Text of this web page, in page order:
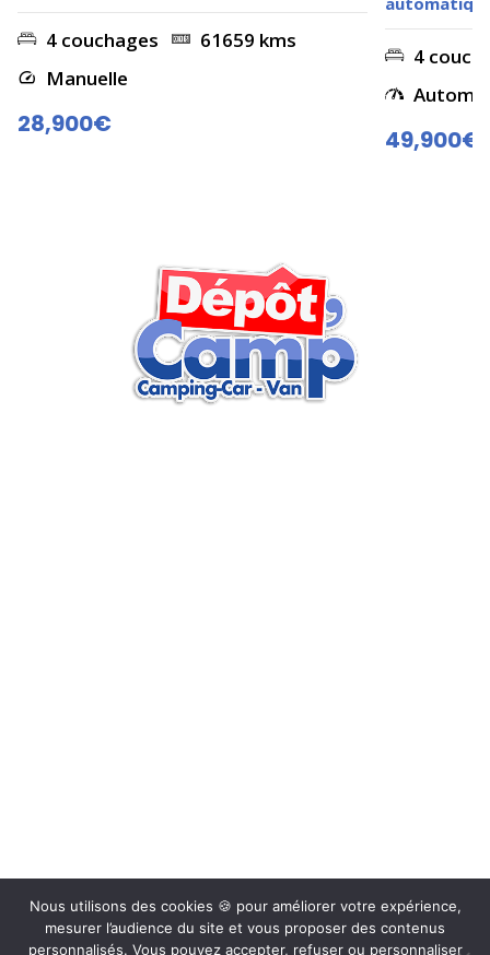
4 couchages
61659 kms
Manuelle
28,900€
4
49,900€
Nous utilisons des cookies 🍪 pour améliorer votre expérience,
mesurer l’audience du site et vous proposer des contenus
personnalisés. Vous pouvez accepter, refuser ou personnaliser